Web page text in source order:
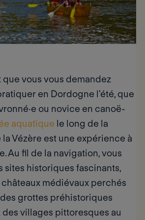
vous vous demandez
en Dordogne l'été, que
ou novice en canoë-
aquatique le long de la
Vézère est une expérience à
Au fil de la navigation, vous
sites historiques fascinants,
médiévaux perchés
grottes préhistoriques
villages pittoresques au